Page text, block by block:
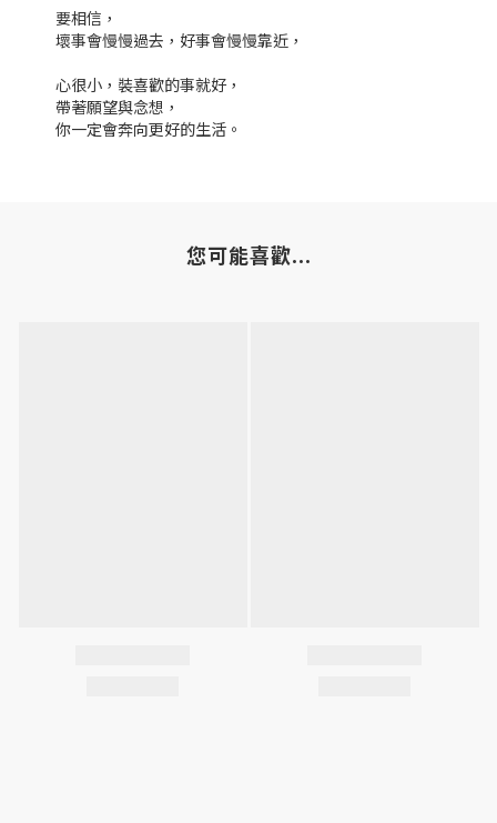
要相信，
壞事會慢慢過去，好事會慢慢靠近，
心很小，裝喜歡的事就好，
帶著願望與念想，
你一定會奔向更好的生活。
您可能喜歡...